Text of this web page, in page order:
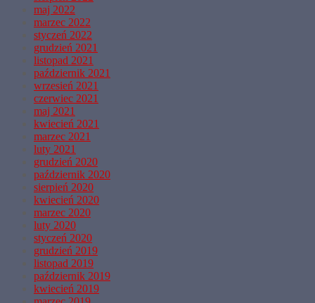
maj 2022
marzec 2022
styczeń 2022
grudzień 2021
listopad 2021
październik 2021
wrzesień 2021
czerwiec 2021
maj 2021
kwiecień 2021
marzec 2021
luty 2021
grudzień 2020
październik 2020
sierpień 2020
kwiecień 2020
marzec 2020
luty 2020
styczeń 2020
grudzień 2019
listopad 2019
październik 2019
kwiecień 2019